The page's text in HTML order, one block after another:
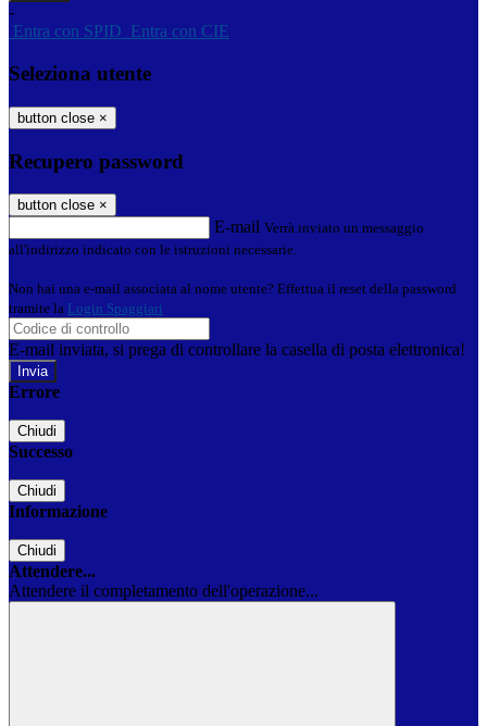
-
Entra con SPID Entra con CIE
Seleziona utente
button close ×
Recupero password
button close ×
E-mail Verrà inviato un messaggio
all'indirizzo indicato con le istruzioni necessarie.
Non hai una e-mail associata al nome utente? Effettua il reset della password
tramite la Login Spaggiari
E-mail inviata, si prega di controllare la casella di posta elettronica!
Errore
Chiudi
Successo
Chiudi
Informazione
Chiudi
Attendere...
Attendere il completamento dell'operazione...